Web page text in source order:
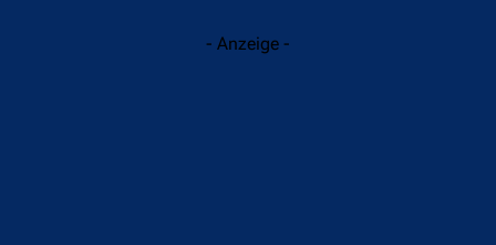
- Anzeige -